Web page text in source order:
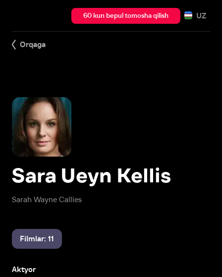
60 kun bepul tomosha qilish UZ
Orqaga
Sarah Wayne Callies
Sara Ueyn Kellis
Filmlar: 11
Aktyor